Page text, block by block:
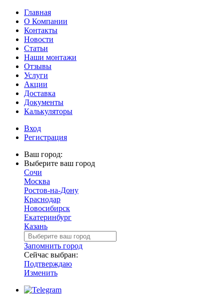
Главная
О Компании
Контакты
Новости
Статьи
Наши монтажи
Отзывы
Услуги
Акции
Доставка
Документы
Калькуляторы
Вход
Регистрация
Ваш город:
Выберите ваш город
Сочи
Москва
Ростов-на-Дону
Краснодар
Новосибирск
Екатеринбург
Казань
Запомнить город
Сейчас выбран:
Подтверждаю
Изменить